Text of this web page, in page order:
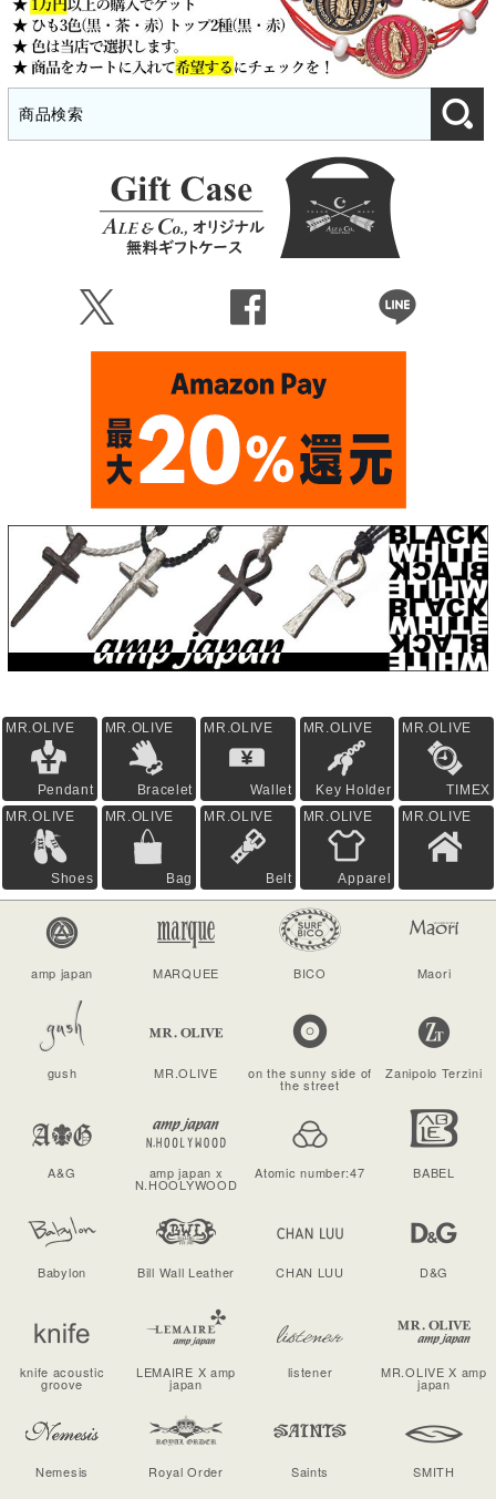
Ü Û Þ
MR.OLIVE
Pendant
MR.OLIVE
Bracelet
MR.OLIVE
Wallet
MR.OLIVE
Key Holder
MR.OLIVE
TIMEX
MR.OLIVE
Shoes
MR.OLIVE
Bag
MR.OLIVE
Belt
MR.OLIVE
Apparel
MR.OLIVE
amp japan MARQUEE BICO Maori
gush MR.OLIVE on the sunny side of
the street
Zanipolo Terzini
A&G amp japan x
N.HOOLYWOOD
Atomic number:47 BABEL
Babylon Bill Wall Leather CHAN LUU D&G
knife acoustic
groove
LEMAIRE X amp
japan
listener MR.OLIVE X amp
japan
Nemesis Royal Order Saints SMITH